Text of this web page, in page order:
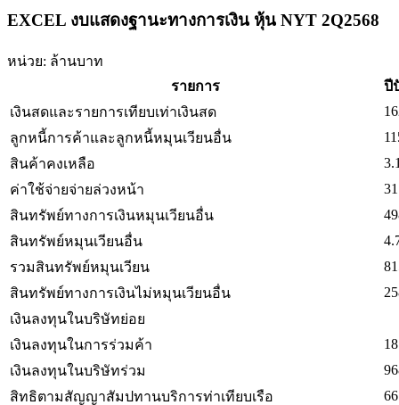
EXCEL งบแสดงฐานะทางการเงิน หุ้น NYT 2Q2568
หน่วย: ล้านบาท
รายการ
ปี
เงินสดและรายการเทียบเท่าเงินสด
ลูกหนี้การค้าและลูกหนี้หมุนเวียนอื่น
สินค้าคงเหลือ
ค่าใช้จ่ายจ่ายล่วงหน้า
สินทรัพย์ทางการเงินหมุนเวียนอื่น
สินทรัพย์หมุนเวียนอื่น
รวมสินทรัพย์หมุนเวียน
สินทรัพย์ทางการเงินไม่หมุนเวียนอื่น
เงินลงทุนในบริษัทย่อย
เงินลงทุนในการร่วมค้า
เงินลงทุนในบริษัทร่วม
สิทธิตามสัญญาสัมปทานบริการท่าเทียบเรือ